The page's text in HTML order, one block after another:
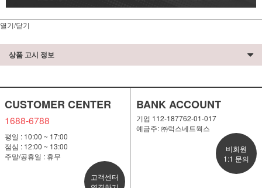
열기/닫기
상품 고시 정보
CUSTOMER CENTER
1688-6788
평일 : 10:00 ~ 17:00
점심 : 12:00 ~ 13:00
주말/공휴일 : 휴무
고객센터
BANK ACCOUNT
기업 112-187762-01-017
예금주: ㈜럭스네트웍스
비회원
1:1 문의